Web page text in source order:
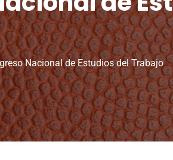
Nacional de Estudios del Trabajo